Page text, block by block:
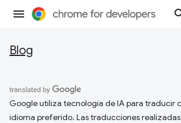
Blog
Google utiliza tecnología de IA para traducir
idioma preferido. Las traducciones